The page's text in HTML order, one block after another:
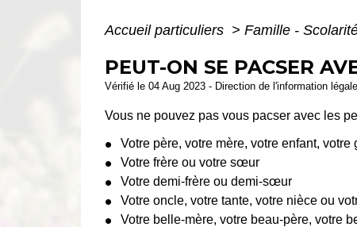
Accueil particuliers > Famille -
PEUT-ON SE PACSER
Vérifié le 04 Aug 2023 - Direction de l'information
Vous ne pouvez pas vous pacser avec les
Votre père, votre mère, votre enfant,
Votre frère ou votre sœur
Votre demi-frère ou demi-sœur
Votre oncle, votre tante, votre nièce ou
Votre belle-mère, votre beau-père, votre